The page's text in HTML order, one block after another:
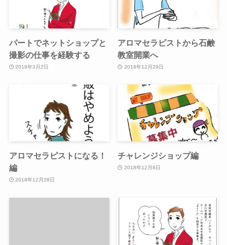
パートでネットショップと
撮影の仕事を経験する
2019年3月2日
アロマセラピストから石鹸
教室開業へ
2018年12月29日
アロマセラピストになる！
編
2018年12月28日
チャレンジショップ編
2018年12月8日